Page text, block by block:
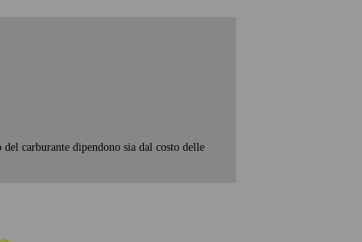
carburante dipendono sia dal costo delle